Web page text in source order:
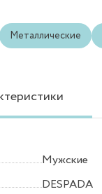
Металлические
Мужские
DESPADA